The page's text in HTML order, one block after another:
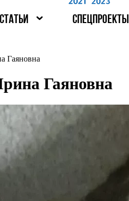
СТАТЬИ СПЕЦПРОЕКТЫ
Гаяновна
Гаяновна